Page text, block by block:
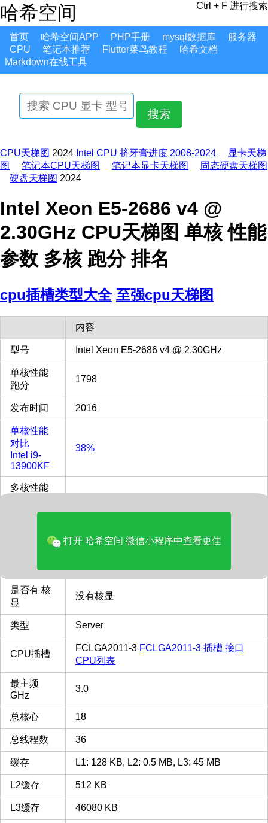
哈希空间 Ctrl + F 进行搜索
首页 哈希空间APP PHP手册 mysql数据库
服务器
CPU
笔记本推荐 Flutter菜鸟教程
哈希文档
Markdown在线工具
搜索
CPU天梯图 2024 Intel CPU 挤牙膏进度 2008-2024
显卡天梯
图
笔记本CPU天梯图 笔记本显卡天梯图
固态硬盘天梯图
硬盘天梯图 2024
Intel Xeon E5-2686 v4 @
2.30GHz CPU天梯图 单核 性能
参数 多核 跑分 排名
cpu插槽类型大全 至强cpu天梯图
内容
型号 Intel Xeon E5-2686 v4 @ 2.30GHz
单核性能
跑分
1798
发布时间 2016
单核性能
对比
Intel i9-
13900KF
38%
多核性能
Intel i9-
Intel
多核评分 16745
是否有 核
显
没有核显
类型 Server
CPU插槽
FCLGA2011-3 FCLGA2011-3 插槽 接口
CPU列表
最主频
GHz
3.0
总核心 18
总线程数 36
缓存 L1: 128 KB, L2: 0.5 MB, L3: 45 MB
L2缓存 512 KB
L3缓存 46080 KB
打开 哈希空间 微信小程序中查看更佳